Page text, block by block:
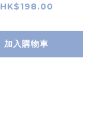
HK$198.00
加入購物車